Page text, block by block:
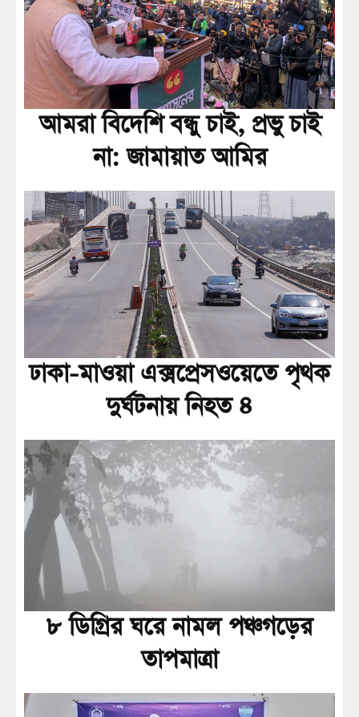
আমরা বিদেশি বন্ধু চাই, প্রভু চাই
না: জামায়াত আমির
ঢাকা-মাওয়া এক্সপ্রেসওয়েতে পৃথক
দুর্ঘটনায় নিহত ৪
৮ ডিগ্রির ঘরে নামল পঞ্চগড়ের
তাপমাত্রা